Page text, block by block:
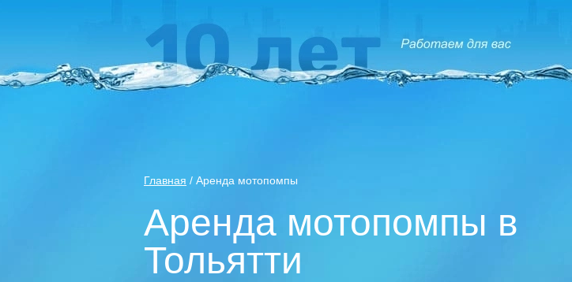
Главная / Аренда мотопомпы
Аренда мотопомпы в
Тольятти